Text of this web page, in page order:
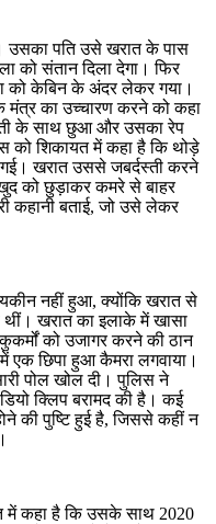
उसका पति उसे खरात के पास
को संतान दिला देगा। फिर
को केबिन के अंदर लेकर गया।
मंत्र का उच्चारण करने को कहा
के साथ छुआ और उसका रेप
को शिकायत में कहा है कि थोड़े
गई। खरात उससे जबर्दस्ती करने
को छुड़ाकर कमरे से बाहर
कहानी बताई, जो उसे लेकर
यकीन नहीं हुआ, क्योंकि खरात से
थीं। खरात का इलाके में खासा
को उजागर करने की ठान
छिपा हुआ कैमरा लगवाया।
पोल खोल दी। पुलिस ने
क्लिप बरामद की है। कई
की पुष्टि हुई है, जिससे कहीं न
में कहा है कि उसके साथ 2020